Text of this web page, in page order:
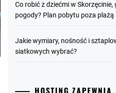
Co robić z dziećmi w Skorzęcinie,
pogody? Plan pobytu poza plażą
Jakie wymiary, nośność i
siatkowych wybrać?
HOSTING ZAPEWNIA